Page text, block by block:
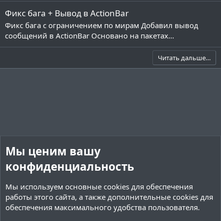
# Настройка лимитов по высотам
H-Limit-Blocks: # Запрещённые блоки вида Блок: "Мин
BARREL: "0,100"
# Настройка лимитов по мирам
W-Limit-Blocks: # Запрещённые блоки вида блок:
BARREL: "WORLD_THE_END"
Фикс бага + Вывод в ActionBar
Фикс бага с ограничением по мирам Добавил вывод
сообщений в ActionBar Основано на пакетах...
Читать дальше…
Мы ценим вашу
конфиденциальность
Мы используем основные cookies для обеспечения
работы этого сайта, а также дополнительные cookies для
обеспечения максимального удобства пользователя.